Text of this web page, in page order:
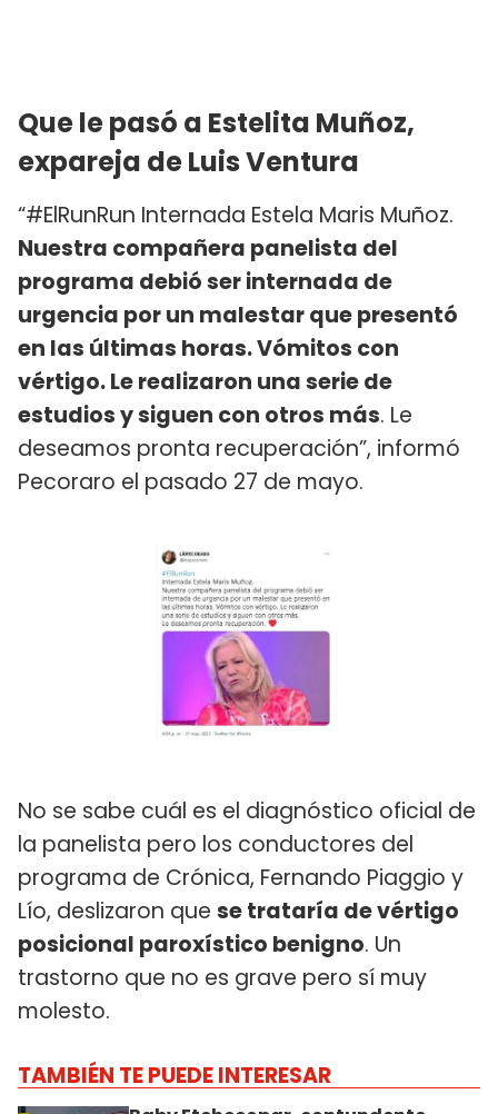
Que le pasó a Estelita Muñoz,
expareja de Luis Ventura
“#ElRunRun Internada Estela Maris Muñoz.
Nuestra compañera panelista del
programa debió ser internada de
urgencia por un malestar que presentó
en las últimas horas. Vómitos con
vértigo. Le realizaron una serie de
estudios y siguen con otros más. Le
deseamos pronta recuperación”, informó
Pecoraro el pasado 27 de mayo.
No se sabe cuál es el diagnóstico oficial de
la panelista pero los conductores del
programa de Crónica, Fernando Piaggio y
Lío, deslizaron que se trataría de vértigo
posicional paroxístico benigno. Un
trastorno que no es grave pero sí muy
molesto.
TAMBIÉN TE PUEDE INTERESAR